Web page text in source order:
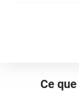
Ce
avant
pose
Le
covering 3D